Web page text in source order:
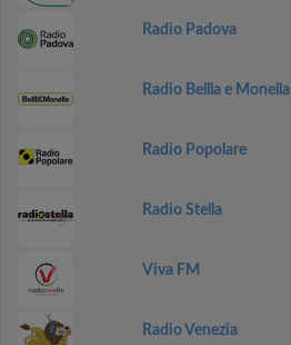
Radio Padova
Radio Bellla e Monella
Radio Popolare
Radio Stella
Viva FM
Radio Venezia